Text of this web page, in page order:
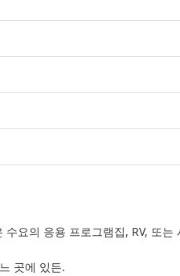
요의 응용 프로그램집, RV, 또
곳에 있든.